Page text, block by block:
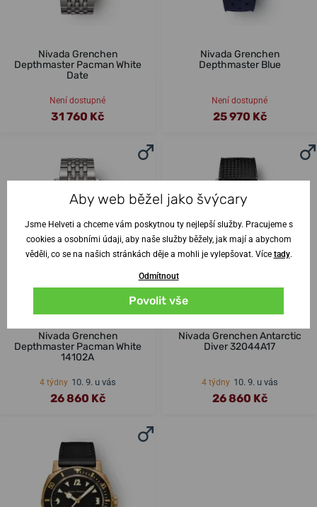
Nivada Grenchen
Depthmaster Pacman White
Date
Není dostupné
31 760 Kč
Nivada Grenchen
Depthmaster Blue
Není dostupné
25 970 Kč
Nivada Grenchen
Depthmaster Pacman White
14102A
4 týdny 10. 9. u vás
26 860 Kč
Nivada Grenchen Antarctic
Diver 32044A17
4 týdny 10. 9. u vás
26 860 Kč
Aby web běžel jako švýcary
Jsme Helveti a chceme vám poskytnou ty nejlepší služby. Pracujeme s
cookies a osobními údaji, aby naše služby běžely, jak mají a abychom
věděli, co se na našich stránkách děje a mohli je vylepšovat. Více tady.
Odmítnout
Povolit vše